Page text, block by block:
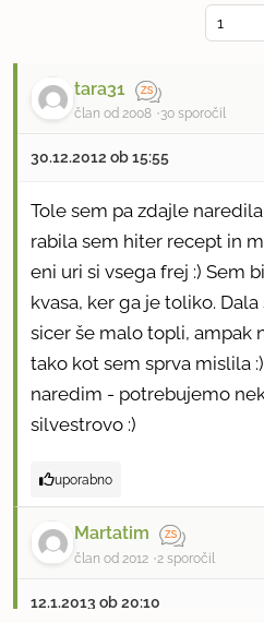
tara31
član od 2008 30 sporočil
30.12.2012 ob 15:55
Tole sem pa zdajle
rabila sem hiter recept in
eni uri si vsega frej :) Sem
kvasa, ker ga je toliko.
sicer še malo topli, ampak
tako kot sem sprva mislila
naredim - potrebujemo
silvestrovo :)
uporabno
Martatim
član od 2012 2 sporočil
12.1.2013 ob 20:10